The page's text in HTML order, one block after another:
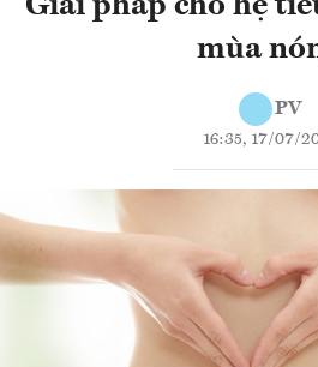
mùa
PV
16:35, 17/07/